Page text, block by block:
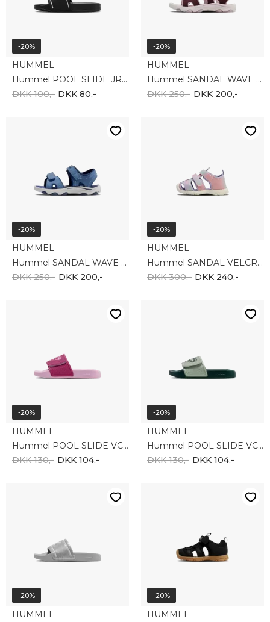
-20%
HUMMEL
Hummel POOL SLIDE JR 204050-2114
DKK 100,- DKK 80,-
-20%
HUMMEL
Hummel SANDAL WAVE JR 211504-4764
DKK 250,- DKK 200,-
-20%
HUMMEL
Hummel SANDAL WAVE JR 211504-7986
DKK 250,- DKK 200,-
-20%
HUMMEL
Hummel SANDAL VELCRO INFANT 217944-3596
DKK 300,- DKK 240,-
-20%
HUMMEL
Hummel POOL SLIDE VC JR 228010-3764
DKK 130,- DKK 104,-
-20%
HUMMEL
Hummel POOL SLIDE VC JR 228010-6712
DKK 130,- DKK 104,-
-20%
HUMMEL
-20%
HUMMEL